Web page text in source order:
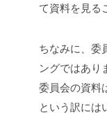
て資料を見る
ちなみに、委
ングではあり
委員会の資料
という訳には